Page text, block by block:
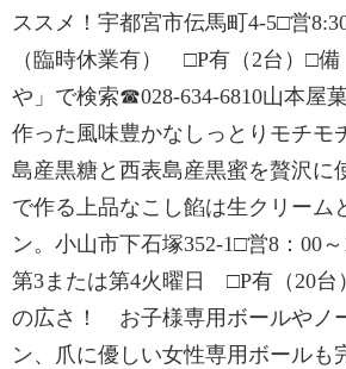
ススメ！宇都宮市伝馬町4-5□営
（臨時休業有） □P有（2台）□備
や」で検索☎028-634-6810山本屋
作った風味豊かなしっとりモチモ
島産黒糖と西表島産黒蜜を贅沢に
で作る上品なこし餡は生クリーム
ン。小山市下石塚352-1□営8：00～
第3または第4火曜日 □P有（20台
の広さ！ お子様専用ボールやノ
ン、爪に優しい女性専用ボールも